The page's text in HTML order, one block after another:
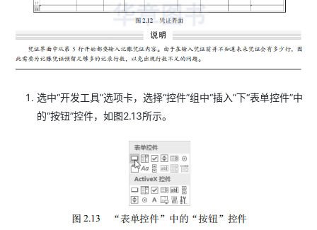
选中“开发工具”选项卡，选择“控件”组中“插入”下“表单控件”中
的“按钮”控件，如图2.13所示。